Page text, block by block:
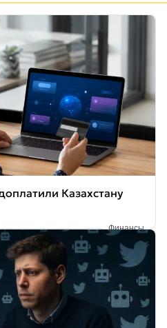
Казахстану
Финансы